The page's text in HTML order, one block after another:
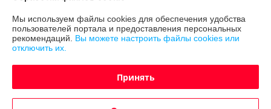
УНП: 191635176
Регистрационный орган: Мингорисполком
Дата регистрации компании: 12.09.2012
Ссылка на свидетельство/лицензию
Ссылка на свидетельство/лицензию
Мы используем файлы cookies для обеспечения удобства
пользователей портала и предоставления персональных
рекомендаций. Вы можете настроить файлы cookies или
отключить их.
Принять